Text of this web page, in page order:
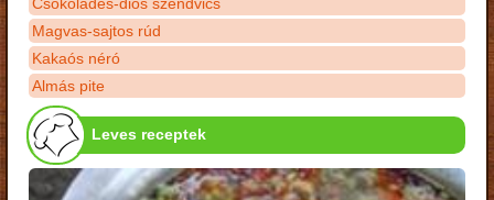
Csokoládés-diós szendvics
Magvas-sajtos rúd
Kakaós néró
Almás pite
Leves receptek